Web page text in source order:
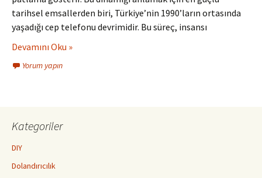
tarihsel emsallerden biri, Türkiye’nin 1990’ların ortasında
yaşadığı cep telefonu devrimidir. Bu süreç, insansı
Devamını Oku »
Yorum yapın
Kategoriler
DIY
Dolandırıcılık